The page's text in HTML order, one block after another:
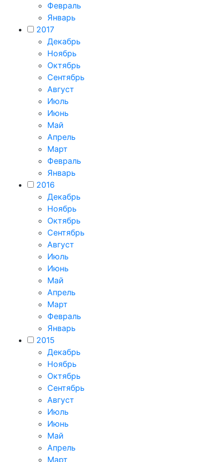
Февраль
Январь
2017
Декабрь
Ноябрь
Октябрь
Сентябрь
Август
Июль
Июнь
Май
Апрель
Март
Февраль
Январь
2016
Декабрь
Ноябрь
Октябрь
Сентябрь
Август
Июль
Июнь
Май
Апрель
Март
Февраль
Январь
2015
Декабрь
Ноябрь
Октябрь
Сентябрь
Август
Июль
Июнь
Май
Апрель
Март